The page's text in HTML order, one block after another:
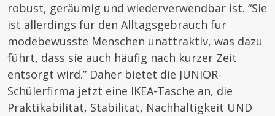
robust, geräumig und wiederverwendbar ist. “Sie
ist allerdings für den Alltagsgebrauch für
modebewusste Menschen unattraktiv, was dazu
führt, dass sie auch häufig nach kurzer Zeit
entsorgt wird.” Daher bietet die JUNIOR-
Schülerfirma jetzt eine IKEA-Tasche an, die
Praktikabilität, Stabilität, Nachhaltigkeit UND